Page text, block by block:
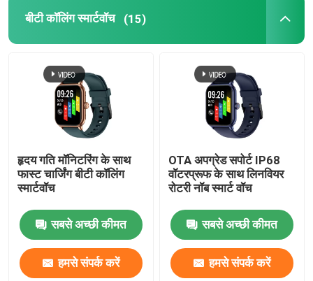
हमसे संपर्क करें
बीटी कॉलिंग स्मार्टवॉच
टीएफटी एलसीडी स्मार्ट घड़ी
AMOLED स्मार्ट घड़ी
यूनिसेक्स स्मार्ट वॉच
जीपीएस स्मार्ट घड़ी
बीटी कॉलिंग स्मार्टवॉच (15)
हृदय गति मॉनिटरिंग के साथ
फास्ट चार्जिंग बीटी कॉलिंग
स्मार्टवॉच
सबसे अच्छी कीमत
हमसे संपर्क करें
OTA अपग्रेड सपोर्ट IP68
वॉटरप्रूफ के साथ लिनवियर
रोटरी नॉब स्मार्ट वॉच
सबसे अच्छी कीमत
हमसे संपर्क करें